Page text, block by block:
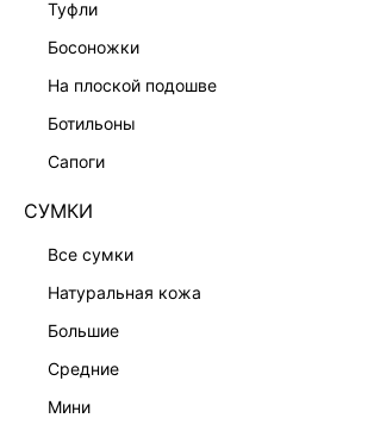
туфли
босоножки
на плоской подошве
ботильоны
сапоги
СУМКИ
все сумки
натуральная кожа
большие
средние
мини
ВОДОЛАЗКА С ШЕРСТЬЮ